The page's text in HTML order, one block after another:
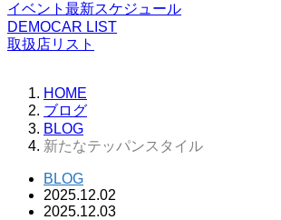
イベント最新スケジュール
DEMOCAR LIST
取扱店リスト
HOME
ブログ
BLOG
新たなテッパンスタイル
BLOG
2025.12.02
2025.12.03